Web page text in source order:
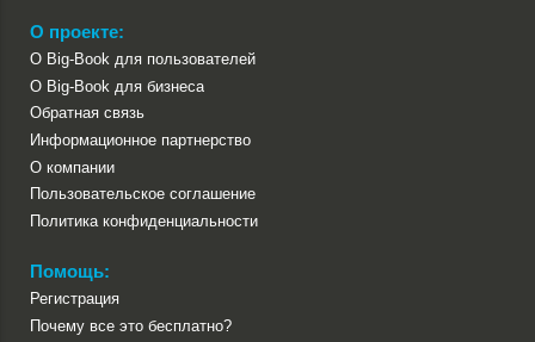
О проекте:
О Big-Book для пользователей
О Big-Book для бизнеса
Обратная связь
Информационное партнерство
О компании
Пользовательское соглашение
Политика конфиденциальности
Помощь:
Регистрация
Почему все это бесплатно?